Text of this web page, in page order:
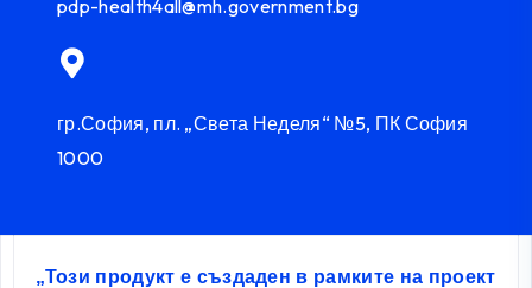
pdp-health4all@mh.government.bg
гр.София, пл. „Света Неделя“ №5, ПК София
1000
„Този продукт е създаден в рамките на проект